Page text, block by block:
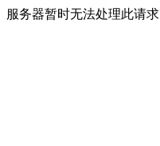
服务器暂时无法处理此请求